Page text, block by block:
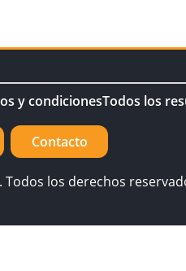
y condicionesTodos los
Contacto
los derechos